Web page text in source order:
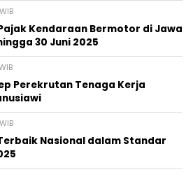
Kendaraan Bermotor di Jawa
30 Juni 2025
Perekrutan Tenaga Kerja
Nasional dalam Standar